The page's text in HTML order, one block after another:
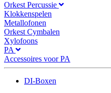
Orkest Percussie
Klokkenspelen
Metallofonen
Orkest Cymbalen
Xylofoons
PA
Accessoires voor PA
DI-Boxen